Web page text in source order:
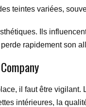
teintes variées,
Ils
rapidement son
il faut être
intérieures, la